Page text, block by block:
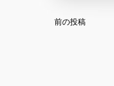
navigation
前の投稿